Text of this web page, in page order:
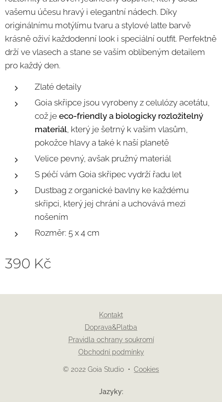
vašemu účesu hravý i elegantní nádech. Díky
originálnímu motýlímu tvaru a stylové latte barvě
krásně oživí každodenní look i speciální outfit. Perfektně
drží ve vlasech a stane se vaším oblíbeným detailem
pro každý den.
Zlaté detaily
Goia skřipce jsou vyrobeny z celulózy acetátu,
což je eco-friendly a biologicky rozložitelný
materiál, který je šetrný k vašim vlasům,
pokožce hlavy a také k naší planetě
Velice pevný, avšak pružný materiál
S péčí vám Goia skřipec vydrží řadu let
Dustbag z organické bavlny ke každému
skřipci, který jej chrání a uchovává mezi
nošením
Rozměr: 5 x 4 cm
390 Kč
Kontakt
Doprava&Platba
Pravidla ochrany soukromí
Obchodní podmínky
© 2022 Goia Studio Cookies
Jazyky